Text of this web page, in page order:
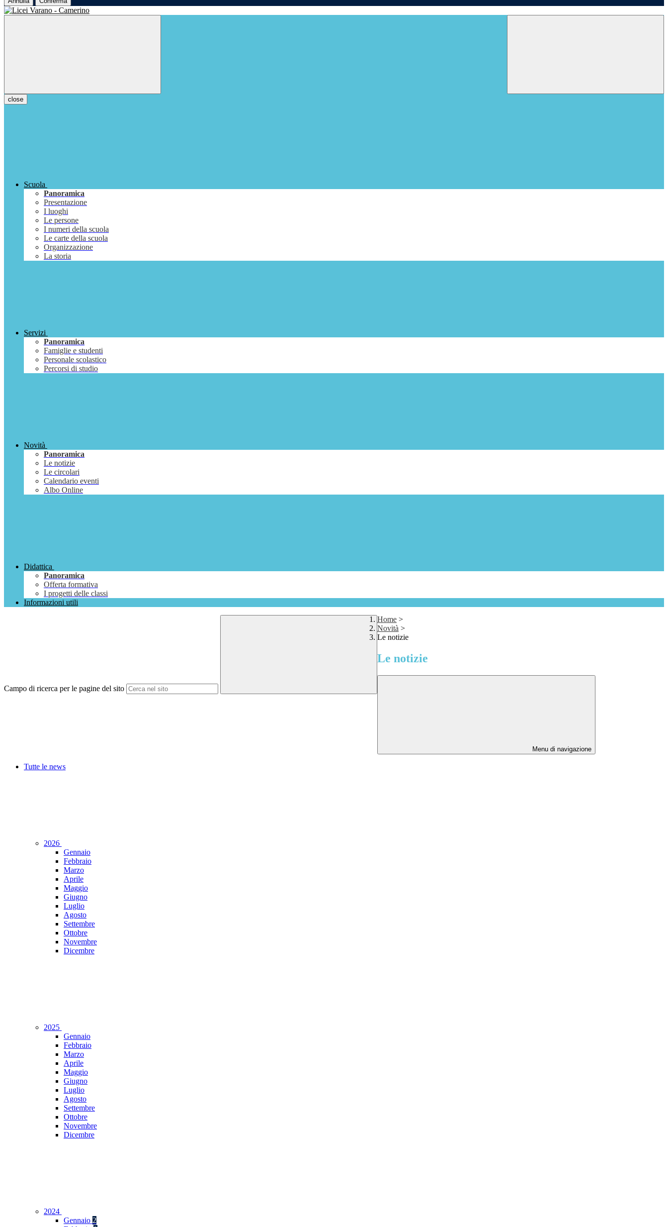
close
Scuola
Panoramica
Presentazione
I luoghi
Le persone
I numeri della scuola
Le carte della scuola
Organizzazione
La storia
Servizi
Panoramica
Famiglie e studenti
Personale scolastico
Percorsi di studio
Novità
Panoramica
Le notizie
Le circolari
Calendario eventi
Albo Online
Didattica
Panoramica
Offerta formativa
I progetti delle classi
Informazioni utili
Campo di ricerca per le pagine del sito
Home >
Novità >
Le notizie
Le notizie
Menu di navigazione
Tutte le news
2026
Gennaio
Febbraio
Marzo
Aprile
Maggio
Giugno
Luglio
Agosto
Settembre
Ottobre
Novembre
Dicembre
2025
Gennaio
Febbraio
Marzo
Aprile
Maggio
Giugno
Luglio
Agosto
Settembre
Ottobre
Novembre
Dicembre
2024
Gennaio 2